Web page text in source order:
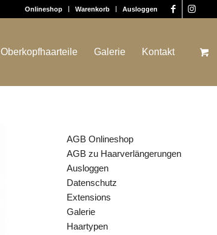
Onlineshop Warenkorb Ausloggen
Oberkopfhaarteile Galerie Kontakt
AGB Onlineshop
AGB zu Haarverlängerungen
Ausloggen
Datenschutz
Extensions
Galerie
Haartypen